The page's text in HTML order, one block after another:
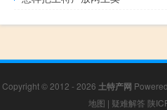
Copyright © 2012 - 2026 土特产网
地图 | 疑难解答 陕